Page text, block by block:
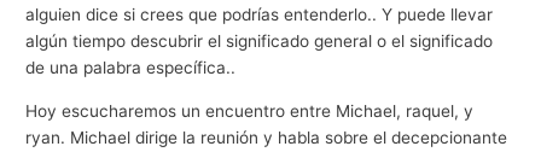
alguien dice si crees que podrías entenderlo.. Y puede llevar
algún tiempo descubrir el significado general o el significado
de una palabra específica..
Hoy escucharemos un encuentro entre Michael, raquel, y
ryan. Michael dirige la reunión y habla sobre el decepcionante